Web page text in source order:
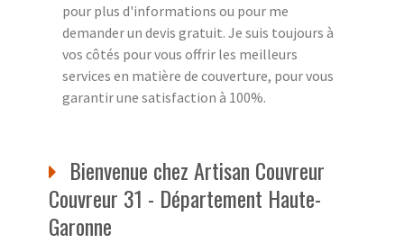
pour plus d'informations ou pour me
demander un devis gratuit. Je suis toujours à
vos côtés pour vous offrir les meilleurs
services en matière de couverture, pour vous
garantir une satisfaction à 100%.
Bienvenue chez Artisan Couvreur
Couvreur 31 - Département Haute-
Garonne